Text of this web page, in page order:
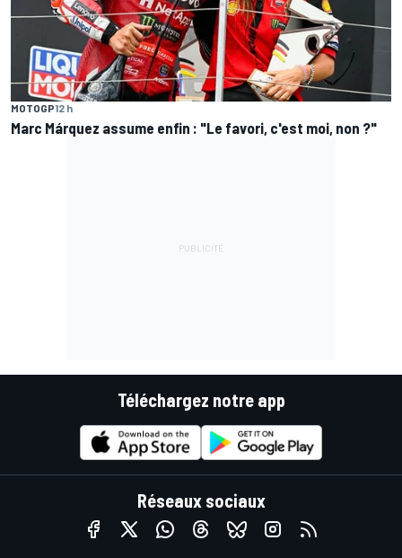
MOTOGP12 h
Marc Márquez assume enfin : "Le favori, c'est moi, non ?"
Téléchargez notre app
Réseaux sociaux